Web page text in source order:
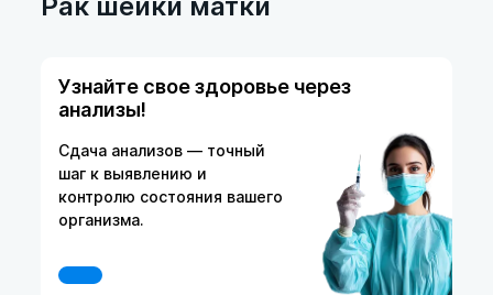
Узнайте свое здоровье через
анализы!
Сдача анализов — точный
шаг к выявлению и
контролю состояния вашего
организма.